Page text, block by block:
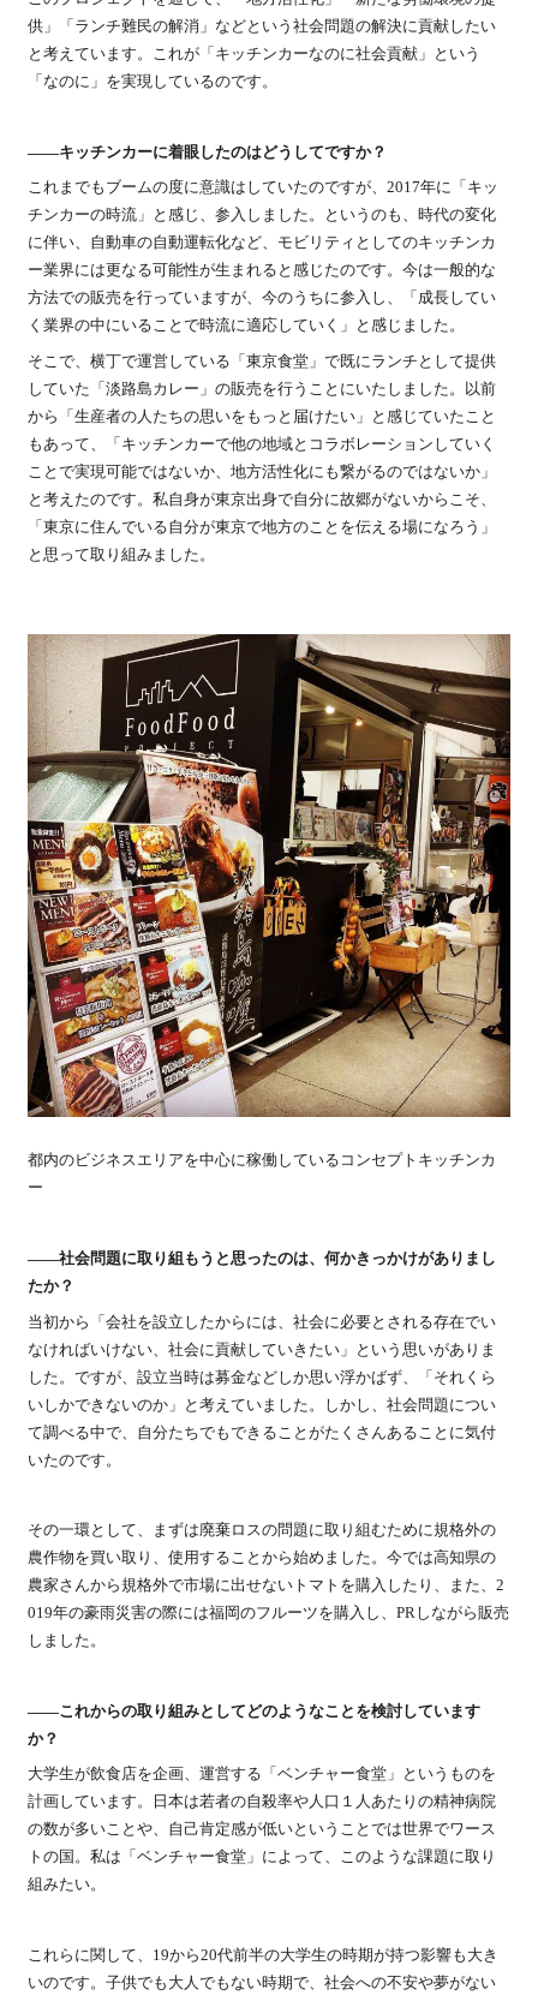
供」「ランチ難民の解消」などという社会問題の解決に貢献したい
と考えています。これが「キッチンカーなのに社会貢献」という
「なのに」を実現しているのです。
――キッチンカーに着眼したのはどうしてですか？
これまでもブームの度に意識はしていたのですが、2017年に「キッ
チンカーの時流」と感じ、参入しました。というのも、時代の変化
に伴い、自動車の自動運転化など、モビリティとしてのキッチンカ
ー業界には更なる可能性が生まれると感じたのです。今は一般的な
方法での販売を行っていますが、今のうちに参入し、「成長してい
く業界の中にいることで時流に適応していく」と感じました。
そこで、横丁で運営している「東京食堂」で既にランチとして提供
していた「淡路島カレー」の販売を行うことにいたしました。以前
から「生産者の人たちの思いをもっと届けたい」と感じていたこと
もあって、「キッチンカーで他の地域とコラボレーションしていく
ことで実現可能ではないか、地方活性化にも繋がるのではないか」
と考えたのです。私自身が東京出身で自分に故郷がないからこそ、
「東京に住んでいる自分が東京で地方のことを伝える場になろう」
と思って取り組みました。
都内のビジネスエリアを中心に稼働しているコンセプトキッチンカ
ー
――社会問題に取り組もうと思ったのは、何かきっかけがありまし
たか？
当初から「会社を設立したからには、社会に必要とされる存在でい
なければいけない、社会に貢献していきたい」という思いがありま
した。ですが、設立当時は募金などしか思い浮かばず、「それくら
いしかできないのか」と考えていました。しかし、社会問題につい
て調べる中で、自分たちでもできることがたくさんあることに気付
いたのです。
その一環として、まずは廃棄ロスの問題に取り組むために規格外の
農作物を買い取り、使用することから始めました。今では高知県の
農家さんから規格外で市場に出せないトマトを購入したり、また、2
019年の豪雨災害の際には福岡のフルーツを購入し、PRしながら販売
しました。
――これからの取り組みとしてどのようなことを検討しています
か？
大学生が飲食店を企画、運営する「ベンチャー食堂」というものを
計画しています。日本は若者の自殺率や人口１人あたりの精神病院
の数が多いことや、自己肯定感が低いということでは世界でワース
トの国。私は「ベンチャー食堂」によって、このような課題に取り
組みたい。
これらに関して、19から20代前半の大学生の時期が持つ影響も大き
いのです。子供でも大人でもない時期で、社会への不安や夢がない